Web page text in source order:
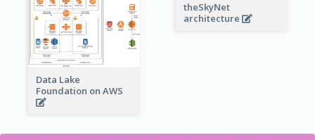
theSkyNet
architecture
Data Lake
Foundation on AWS